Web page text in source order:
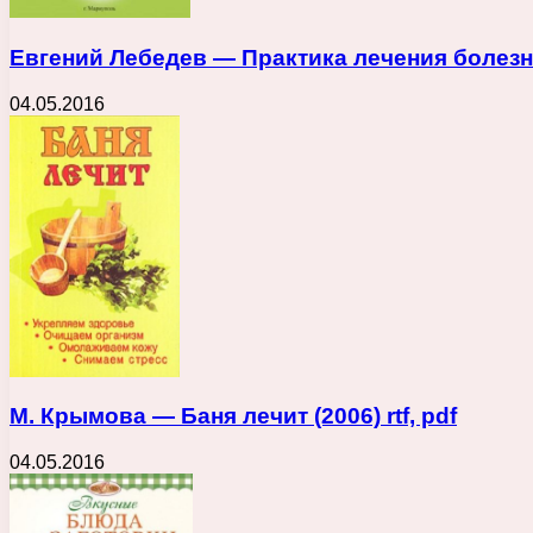
Евгений Лебедев — Практика лечения
04.05.2016
М. Крымова — Баня лечит (2006) rtf, pdf
04.05.2016